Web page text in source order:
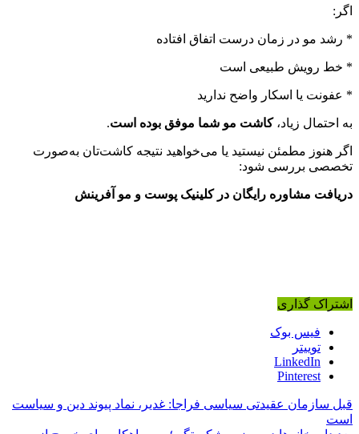
اگر:
* رشد مو در زمان درست اتفاق افتاده
* خط رویش طبیعی است
* عفونت یا اسکار واضح ندارید
به احتمال زیاد،کاشت مو شما موفق بوده است.
اگر هنوز مطمئن نیستید یا می‌خواهید نتیجه کاشت‌تان به‌صورت
تخصصی بررسی شود:
دریافت مشاوره رایگان در کلینیک پوست و مو آفرینش
اشتراک گذاری
فیس بوک
توییتر
LinkedIn
Pinterest
قبل سازمان عقیدتی سیاسی فراجا: غدیر، نماد پیوند دین و سیاست
است